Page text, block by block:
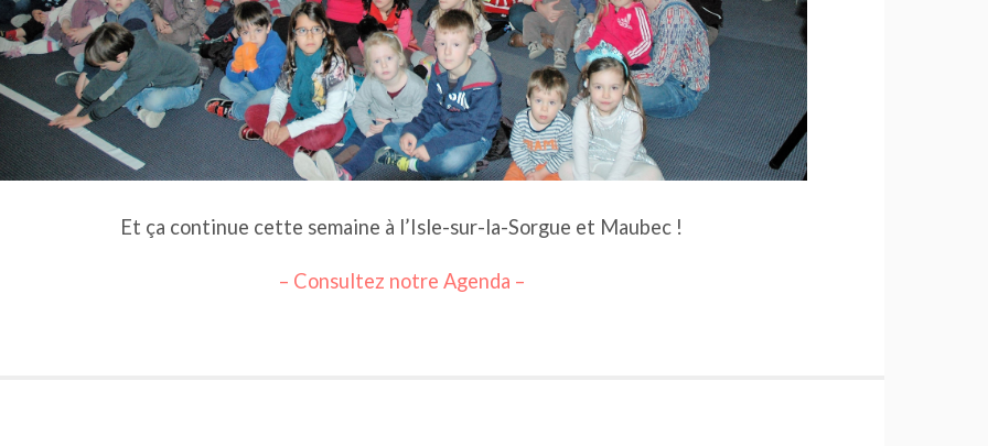
Et ça continue cette semaine à l’Isle-sur-la-Sorgue et Maubec !
– Consultez notre Agenda –